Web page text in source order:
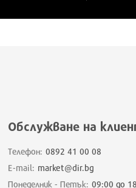
Обслужване на
Телефон: 0892 41 00 08
E-mail: market@dir.bg
Понеделник - Петък: 09:00 до